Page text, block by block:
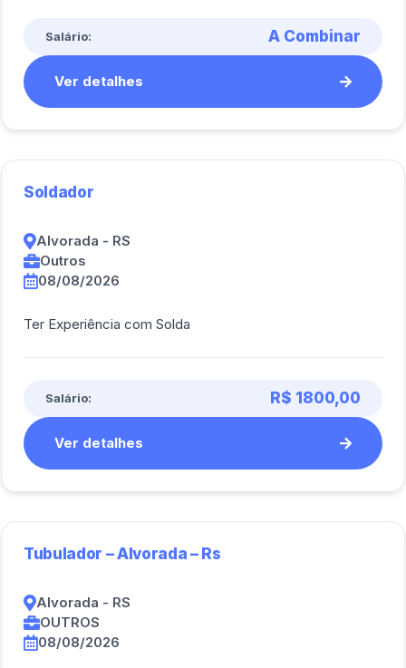
Salário: A Combinar
Ver detalhes
Soldador
Alvorada - RS
Outros
08/08/2026
Ter Experiência com Solda
Salário: R$ 1800,00
Ver detalhes
Tubulador – Alvorada – Rs
Alvorada - RS
OUTROS
08/08/2026